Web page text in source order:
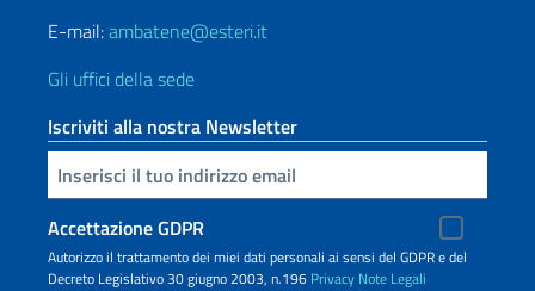
E-mail:ambatene@esteri.it
Gli uffici della sede
Iscriviti alla nostra Newsletter
Inserisci la tua email
Accettazione GDPR
Autorizzo il trattamento dei miei dati personali ai sensi del GDPR e del
Decreto Legislativo 30 giugno 2003, n.196 Privacy Note Legali